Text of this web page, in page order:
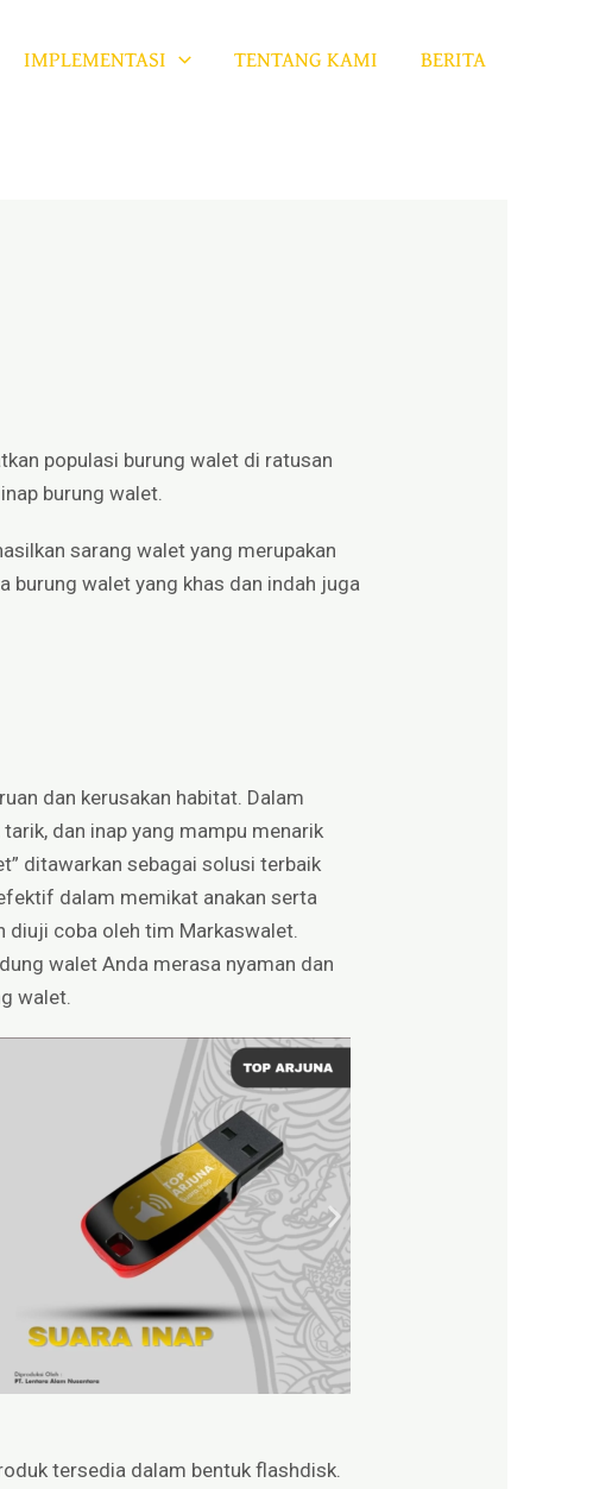
IMPLEMENTASI TENTANG KAMI BERITA
populasi burung walet di ratusan
burung walet.
sarang walet yang merupakan
burung walet yang khas dan indah juga
dan kerusakan habitat. Dalam
dan inap yang mampu menarik
ditawarkan sebagai solusi terbaik
dalam memikat anakan serta
coba oleh tim Markaswalet.
walet Anda merasa nyaman dan
walet.
tersedia dalam bentuk flashdisk.